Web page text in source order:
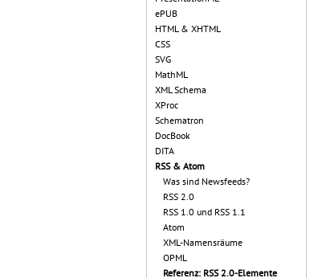
ePUB
HTML & XHTML
CSS
SVG
MathML
XML Schema
XProc
Schematron
DocBook
DITA
RSS & Atom
Was sind Newsfeeds?
RSS 2.0
RSS 1.0 und RSS 1.1
Atom
XML-Namensräume
OPML
Referenz: RSS 2.0-Elemente